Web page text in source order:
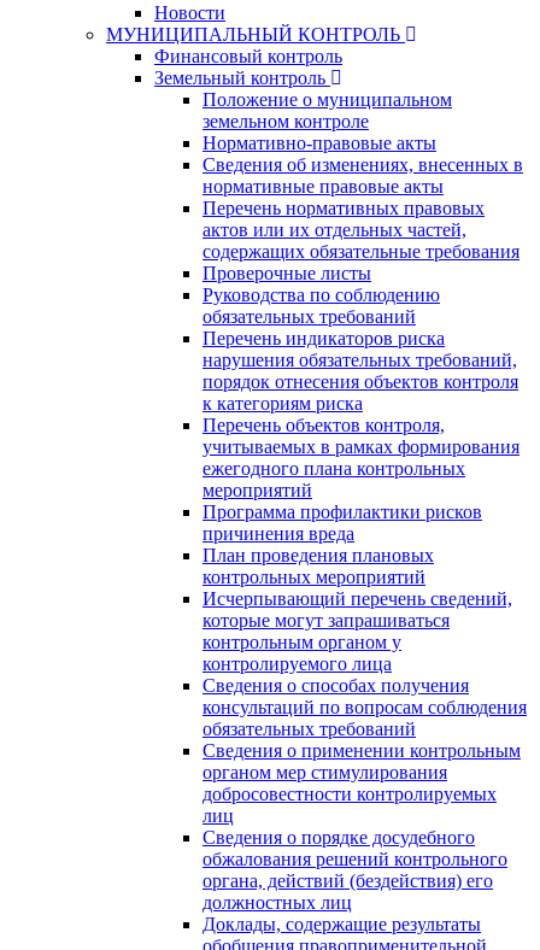
Новости
МУНИЦИПАЛЬНЫЙ КОНТРОЛЬ
Финансовый контроль
Земельный контроль
Положение о муниципальном
земельном контроле
Нормативно-правовые акты
Сведения об изменениях, внесенных в
нормативные правовые акты
Перечень нормативных правовых
актов или их отдельных частей,
содержащих обязательные требования
Проверочные листы
Руководства по соблюдению
обязательных требований
Перечень индикаторов риска
нарушения обязательных требований,
порядок отнесения объектов контроля
к категориям риска
Перечень объектов контроля,
учитываемых в рамках формирования
ежегодного плана контрольных
мероприятий
Программа профилактики рисков
причинения вреда
План проведения плановых
контрольных мероприятий
Исчерпывающий перечень сведений,
которые могут запрашиваться
контрольным органом у
контролируемого лица
Сведения о способах получения
консультаций по вопросам соблюдения
обязательных требований
Сведения о применении контрольным
органом мер стимулирования
добросовестности контролируемых
лиц
Сведения о порядке досудебного
обжалования решений контрольного
органа, действий (бездействия) его
должностных лиц
Доклады, содержащие результаты
обобщения правоприменительной